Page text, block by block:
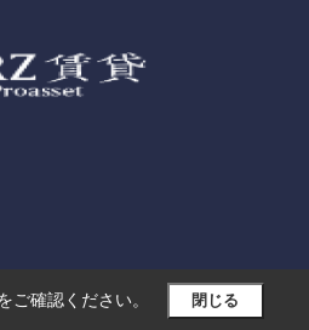
ご確認ください。 閉じる